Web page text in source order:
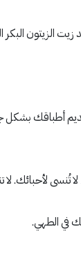
الزيتون
أطباقك بشكل
لأحبائك. لا
في الطهي.